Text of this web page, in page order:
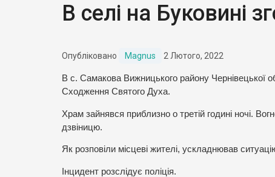
В селі на Буковині
Опубліковано Magnus 2 Лютого, 2022
В с. Самакова Вижницького району Чернівецької
Сходження Святого Духа.
Храм зайнявся приблизно о третій годині ночі.
дзвіницю.
Як розповіли місцеві жителі, ускладнював
Інцидент розслідує поліція.